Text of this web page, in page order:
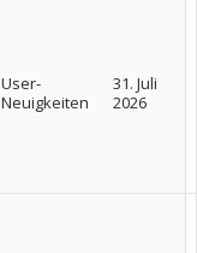
User-
Neuigkeiten
31. Juli
2026